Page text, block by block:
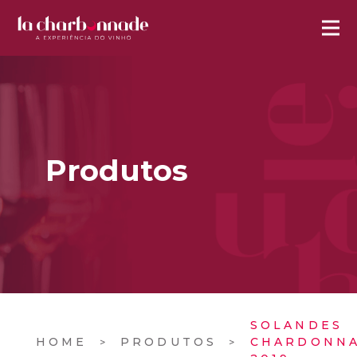
Produtos
HOME PRODUTOS
SOLANDES